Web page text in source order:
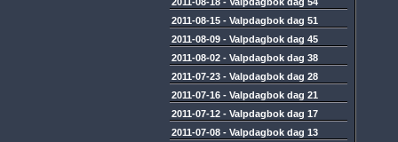
2011-08-15 - Valpdagbok dag 51
2011-08-09 - Valpdagbok dag 45
2011-08-02 - Valpdagbok dag 38
2011-07-23 - Valpdagbok dag 28
2011-07-16 - Valpdagbok dag 21
2011-07-12 - Valpdagbok dag 17
2011-07-08 - Valpdagbok dag 13